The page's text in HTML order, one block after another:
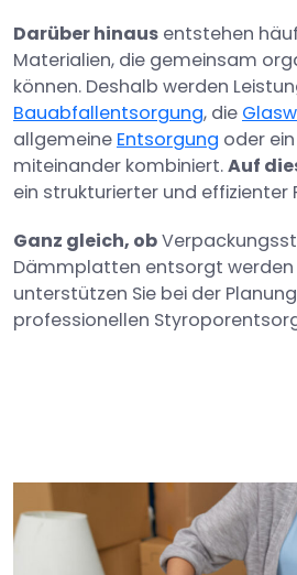
Darüber hinaus entstehen
Materialien, die gemeinsam
können. Deshalb werden
Bauabfallentsorgung, die
allgemeine Entsorgung oder ein
miteinander kombiniert.Auf
ein strukturierter und effizienter
Ganz gleich, ob
Dämmplatten entsorgt werden
unterstützen Sie bei der
professionellen